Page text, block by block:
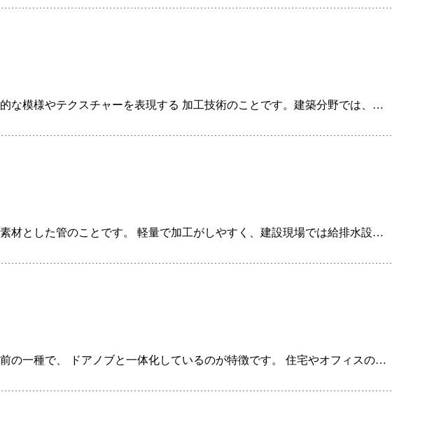
エンボスとは、表面に凹凸をつけて立体的な模様やテクスチャーを表現する 加工技術のことです。建築分野では、内装材や外装材、手すりや床材など、 さまざまな建材のデザインや機能性向上のために使われていま…
塩ビ管とは、塩化ビニル樹脂（PVC）を素材とした管のことです。 軽量で加工がしやすく、建設現場では給排水設備や配線保護、排気ダクトなど、 幅広い用途で使用されます。耐腐食性や耐薬品性に優れているた…
円筒錠とは、円筒形の本体部分を持つ錠前の一種で、 ドアノブと一体化しているのが特徴です。 住宅やオフィスの内扉、トイレや会議室など、 プライバシーや簡易な施錠が求められる場所で 広く使用されて…